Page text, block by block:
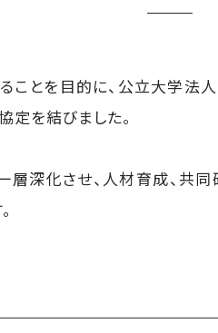
とを目的に、公立大学法人
を結びました。
層深化させ、人材育成、共